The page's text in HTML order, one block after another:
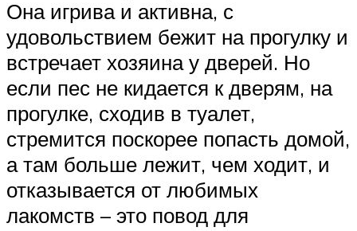
Она игрива и активна, с
удовольствием бежит на прогулку и
встречает хозяина у дверей. Но
если пес не кидается к дверям, на
прогулке, сходив в туалет,
стремится поскорее попасть домой,
а там больше лежит, чем ходит, и
отказывается от любимых
лакомств – это повод для